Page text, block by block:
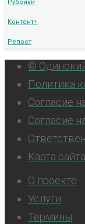
Рубрики
Контент+
Репост
©
Политика
Согласие
Согласие
Карта сайта
О проекте
Услуги
Термины